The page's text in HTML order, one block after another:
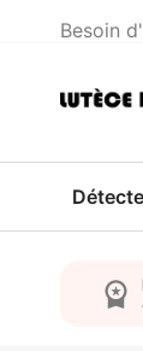
Besoin
workspace_premium